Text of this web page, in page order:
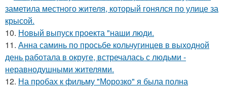
заметила местного жителя, который гонялся по улице за
крысой.
10. Новый выпуск проекта "наши люди.
11. Анна саминь по просьбе кольчугинцев в выходной
день работала в округе, встречалась с людьми -
неравнодушными жителями.
12. На пробах к фильму "Морозко" я была полна